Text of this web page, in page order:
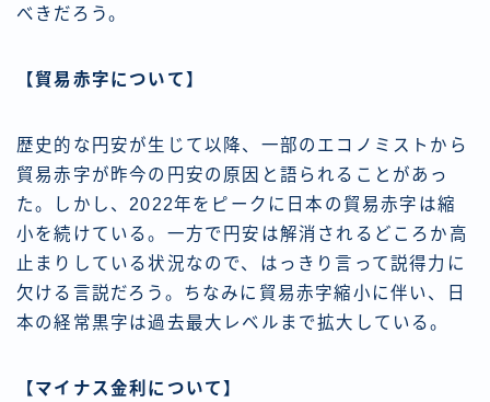
べきだろう。
【貿易赤字について】
歴史的な円安が生じて以降、一部のエコノミストから
貿易赤字が昨今の円安の原因と語られることがあっ
た。しかし、2022年をピークに日本の貿易赤字は縮
小を続けている。一方で円安は解消されるどころか高
止まりしている状況なので、はっきり言って説得力に
欠ける言説だろう。ちなみに貿易赤字縮小に伴い、日
本の経常黒字は過去最大レベルまで拡大している。
【マイナス金利について】